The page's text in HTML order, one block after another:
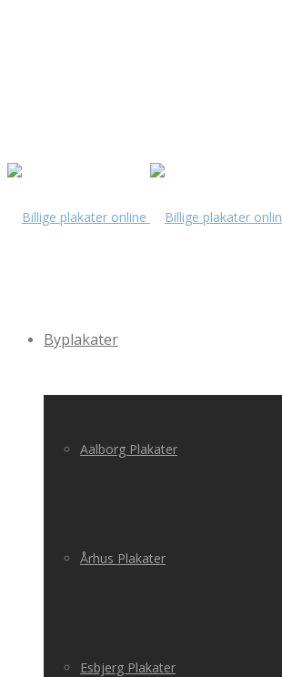
Byplakater
Aalborg Plakater
Århus Plakater
Esbjerg Plakater